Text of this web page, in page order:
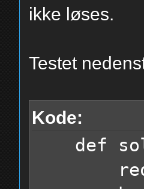
def
url
"https://
data
challenge,
ikke løses.
Testet
Kode:
def
req =